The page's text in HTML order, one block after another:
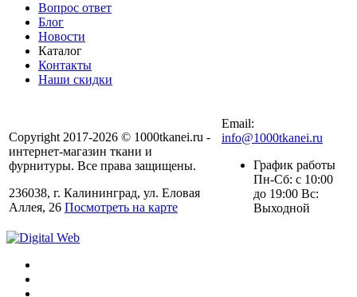
Вопрос ответ
Блог
Новости
Каталог
Контакты
Наши скидки
Copyright 2017-2026 © 1000tkanei.ru -
интернет-магазин ткани и
фурнитуры. Все права защищены.
236038, г. Калининград, ул. Еловая
Аллея, 26 Посмотреть на карте
Email:
info@1000tkanei.ru
График работы
Пн-Сб: с 10:00
до 19:00 Вс:
Выходной